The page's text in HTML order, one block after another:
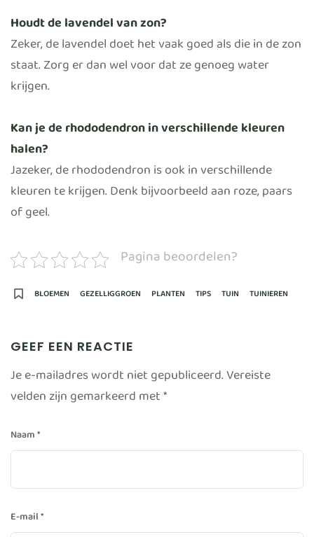
Houdt de lavendel van zon?
Zeker, de lavendel doet het vaak goed als die in de zon
staat. Zorg er dan wel voor dat ze genoeg water
krijgen.
Kan je de rhododendron in verschillende kleuren
halen?
Jazeker, de rhododendron is ook in verschillende
kleuren te krijgen. Denk bijvoorbeeld aan roze, paars
of geel.
Pagina beoordelen?
BLOEMEN GEZELLIGGROEN PLANTEN TIPS TUIN TUINIEREN
GEEF EEN REACTIE
Je e-mailadres wordt niet gepubliceerd.Vereiste
velden zijn gemarkeerd met*
Naam*
E-mail*